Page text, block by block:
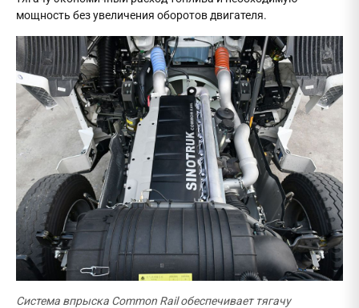
мощность без увеличения оборотов двигателя.
Система впрыска Common Rail обеспечивает тягачу